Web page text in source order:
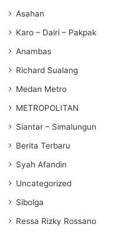
Asahan
Karo – Dairi – Pakpak
Anambas
Richard Sualang
Medan Metro
METROPOLITAN
Siantar – Simalungun
Berita Terbaru
Syah Afandin
Uncategorized
Sibolga
Ressa Rizky Rossano